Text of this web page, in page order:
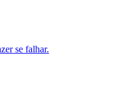
se falhar.